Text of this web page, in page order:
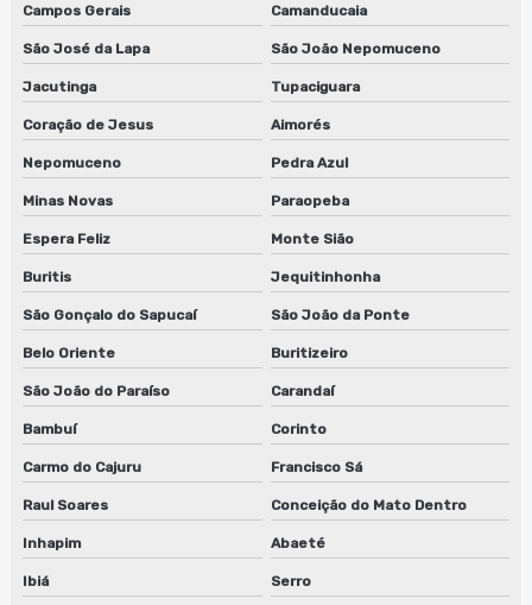
Reparo de máquinas de limpeza de equipamentos
Reparo de sugador de refiles
Reparo de sugador de refiles em jundiaí
Serviço de conserto de lavadora de anilox
Serviço de conserto de lavadora de anilox em jundiaí
Serviço de conserto de lavadora de anilox em sp
Serviço de conserto de lavadora de cilindros
Serviço de conserto de lavadora de cilindros em jundiaí
Serviço de conserto de lavadora de cilindros em sp
Serviço de conserto lavadora de clichês em jundiaí
Serviço de conserto lavadora de clichês em sp
Campos Gerais Camanducaia
São José da Lapa São João Nepomuceno
Jacutinga Tupaciguara
Coração de Jesus Aimorés
Nepomuceno Pedra Azul
Minas Novas Paraopeba
Espera Feliz Monte Sião
Buritis Jequitinhonha
São Gonçalo do Sapucaí São João da Ponte
Belo Oriente Buritizeiro
São João do Paraíso Carandaí
Bambuí Corinto
Carmo do Cajuru Francisco Sá
Raul Soares Conceição do Mato Dentro
Inhapim Abaeté
Ibiá Serro